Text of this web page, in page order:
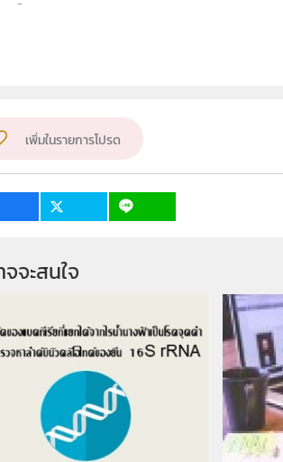
เพิ่มในรายการโปรด
จะสนใจ